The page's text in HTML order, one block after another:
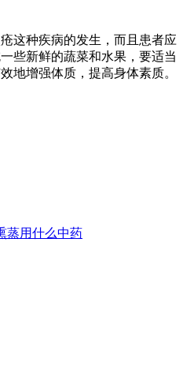
这种疾病的发生，而且患者应
些新鲜的蔬菜和水果，要适当
地增强体质，提高身体素质。
蒸用什么中药